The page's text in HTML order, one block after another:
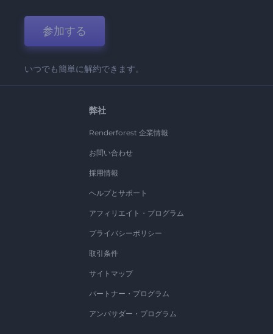
参加する
いつでも簡単に解約できます。
弊社
Renderforest 企業情報
お問い合わせ
採用情報
ヘルプとサポート
アフィリエイト・プログラム
プライバシーポリシー
取引条件
サイトマップ
パートナー・プログラム
アンバサダー・プログラム